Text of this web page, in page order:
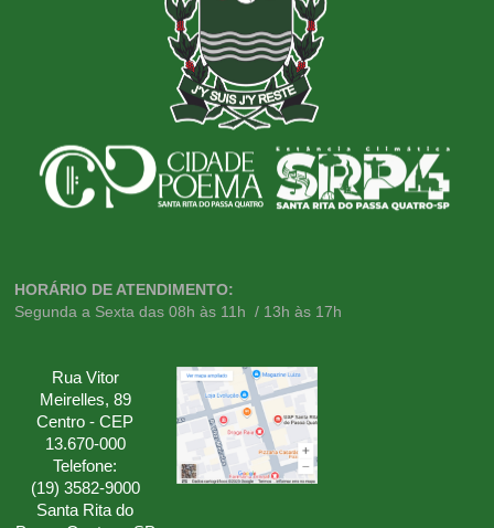
HORÁRIO DE ATENDIMENTO:
Segunda a Sexta das 08h às 11h / 13h às 17h
Rua Vitor
Meirelles, 89
Centro - CEP
13.670-000
Telefone:
(19) 3582-9000
Santa Rita do